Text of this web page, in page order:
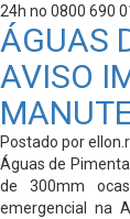
24h no 0800 690
ÁGUAS
AVISO
Postado por
Águas de
de 300mm
emergencial na